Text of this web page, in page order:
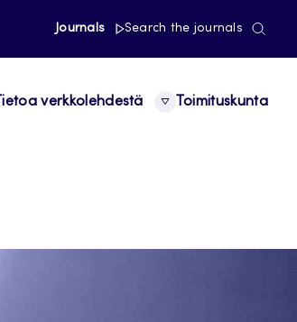
Journals Search the journals
Tietoa verkkolehdestä Toimituskunta